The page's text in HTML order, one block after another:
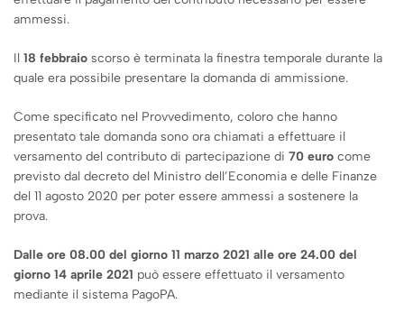
ammessi.
Il 18 febbraio scorso è terminata la finestra temporale durante la
quale era possibile presentare la domanda di ammissione.
Come specificato nel Provvedimento, coloro che hanno
presentato tale domanda sono ora chiamati a effettuare il
versamento del contributo di partecipazione di 70 euro come
previsto dal decreto del Ministro dell’Economia e delle Finanze
del 11 agosto 2020 per poter essere ammessi a sostenere la
prova.
Dalle ore 08.00 del giorno 11 marzo 2021 alle ore 24.00 del
giorno 14 aprile 2021 può essere effettuato il versamento
mediante il sistema PagoPA.